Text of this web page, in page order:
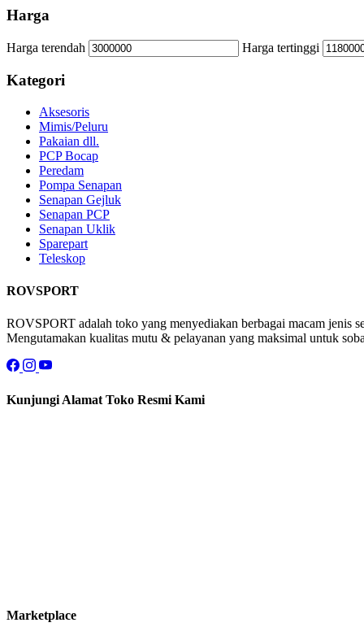
Harga
Harga terendah Harga tertinggi
Kategori
Aksesoris
Mimis/Peluru
Pakaian dll.
PCP Bocap
Peredam
Pompa Senapan
Senapan Gejluk
Senapan PCP
Senapan Uklik
Sparepart
Teleskop
ROVSPORT
ROVSPORT adalah toko yang menyediakan berbagai macam jenis
Mengutamakan kualitas mutu & pelayanan yang maksimal untuk
Kunjungi Alamat Toko Resmi Kami
Marketplace